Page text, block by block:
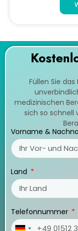
Füllen Sie
medizinischen
sich so schnell
Vorname &
Land
Telefonnummer